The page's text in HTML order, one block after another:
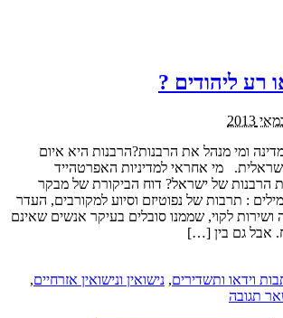
רע ליהודים ?
ומי מנהל את הרבנות?הרבנות היא איום
מי אחראי למדיניות האפרטהייד
הרבנות של ישראל? דוח הביקורת של מבקר
: תרבות של נפוטיזם וסיוע למקורבים, העדר
ושירות לקוי, שממנו סובלים בעיקר אנשים שאינם
אבל גם בין […]
וידאו ותשדירים, נישואין ונישואין אזרחיים,
תגובה